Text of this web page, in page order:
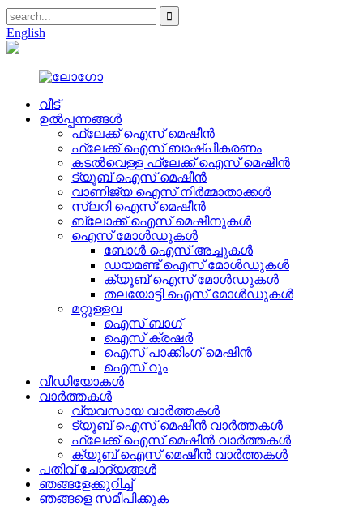
English
വീട്
ഉൽപ്പന്നങ്ങൾ
ഫ്ലേക്ക് ഐസ് മെഷീൻ
ഫ്ലേക്ക് ഐസ് ബാഷ്പീകരണം
കടൽവെള്ള ഫ്ലേക്ക് ഐസ് മെഷീൻ
ട്യൂബ് ഐസ് മെഷീൻ
വാണിജ്യ ഐസ് നിർമ്മാതാക്കൾ
സ്ലറി ഐസ് മെഷീൻ
ബ്ലോക്ക് ഐസ് മെഷീനുകൾ
ഐസ് മോൾഡുകൾ
ബോൾ ഐസ് അച്ചുകൾ
ഡയമണ്ട് ഐസ് മോൾഡുകൾ
ക്യൂബ് ഐസ് മോൾഡുകൾ
തലയോട്ടി ഐസ് മോൾഡുകൾ
മറ്റുള്ളവ
ഐസ് ബാഗ്
ഐസ് ക്രഷർ
ഐസ് പാക്കിംഗ് മെഷീൻ
ഐസ് റൂം
വീഡിയോകൾ
വാർത്തകൾ
വ്യവസായ വാർത്തകൾ
ട്യൂബ് ഐസ് മെഷീൻ വാർത്തകൾ
ഫ്ലേക്ക് ഐസ് മെഷീൻ വാർത്തകൾ
ക്യൂബ് ഐസ് മെഷീൻ വാർത്തകൾ
പതിവ് ചോദ്യങ്ങൾ
ഞങ്ങളേക്കുറിച്ച്
ഞങ്ങളെ സമീപിക്കുക